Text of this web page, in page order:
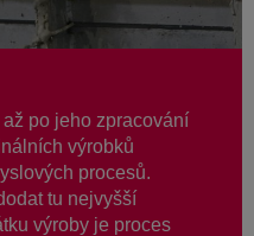
po jeho zpracování
výrobků
procesů.
tu nejvyšší
výroby je proces